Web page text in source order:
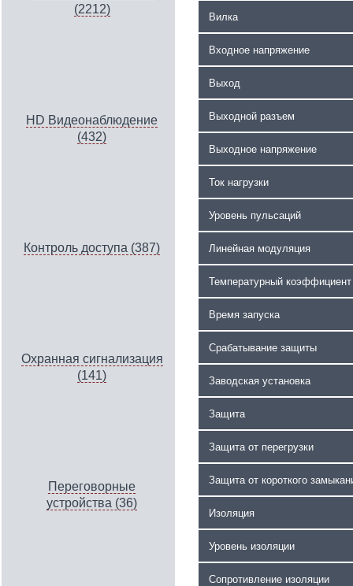
(2212)
HD Видеонаблюдение
(432)
Контроль доступа (387)
Охранная сигнализация
(141)
Переговорные
устройства (36)
Вилка
Входное напряжение
Выход
Выходной разъем
Выходное напряжение
Ток нагрузки
Уровень пульсаций
Линейная модуляция
Температурный коэффициент
Время запуска
Срабатывание защиты
Заводская установка
Защита
Защита от перегрузки
Защита от короткого
Изоляция
Уровень изоляции
Сопротивление изоляции